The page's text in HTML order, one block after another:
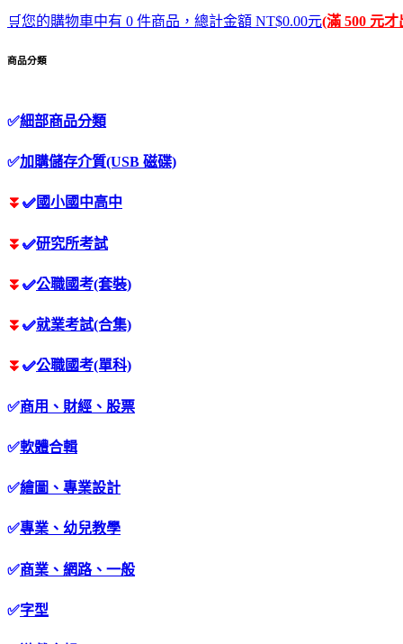
🛒您的購物車中有 0 件商品，總計金額 NT$0.00元(滿 500 元才
商品分類
✅細部商品分類
✅加購儲存介質(USB 磁碟)
⏬ ✅國小國中高中
⏬ ✅研究所考試
⏬ ✅公職國考(套裝)
⏬ ✅就業考試(合集)
⏬ ✅公職國考(單科)
✅商用、財經、股票
✅軟體合輯
✅繪圖、專業設計
✅專業、幼兒教學
✅商業、網路、一般
✅字型